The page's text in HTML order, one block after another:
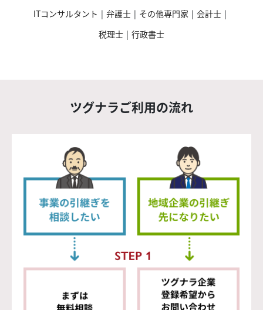
ITコンサルタント | 弁護士 | その他専門家 | 会計士 |
税理士 | 行政書士
ツグナラご利用の流れ